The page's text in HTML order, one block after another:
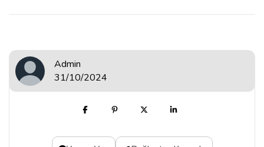
Admin
31/10/2024